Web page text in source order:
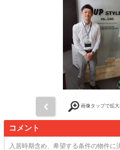
画像タップで拡
コメント
入居時期含め、希望する条件の物件に